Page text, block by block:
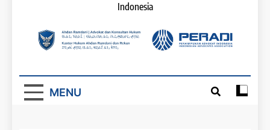
Indonesia
MENU